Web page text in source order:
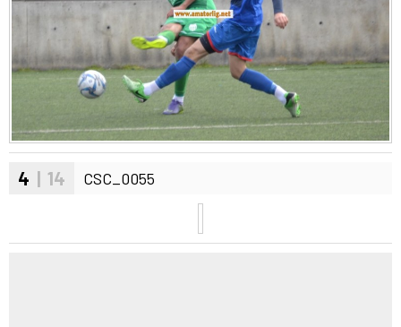
4 | 14 CSC_0055